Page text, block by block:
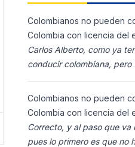
Colombianos no pueden
Colombia con licencia del
Carlos Alberto, como ya
conducir colombiana, pero
Colombia (s
Colombianos no pueden
Colombia con licencia del
Correcto, y al paso que va
pues lo primero es que no